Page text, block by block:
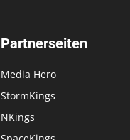
Partnerseiten
Media Hero
StormKings
NKings